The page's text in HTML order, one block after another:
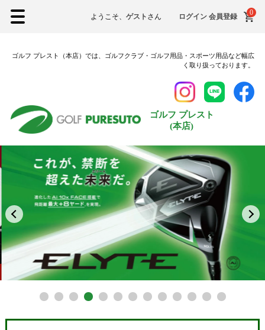
ようこそ、 ゲスト さん ログイン 会員登録 0
ゴルフ プレスト（本店）では、ゴルフクラブ・ゴルフ用品・スポーツ用品など幅広
く取り扱っております。
ゴルフ プレスト
(本店)